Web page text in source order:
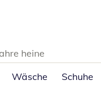
heine
Wäsche Schuhe